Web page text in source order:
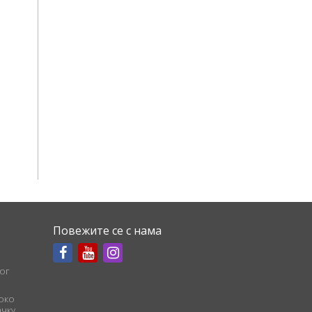
Повежите се с нама